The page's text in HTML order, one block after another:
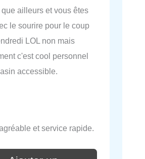
ailleurs et vous êtes
le sourire pour le coup
LOL non mais
c'est cool personnel
accessible.
et service rapide.